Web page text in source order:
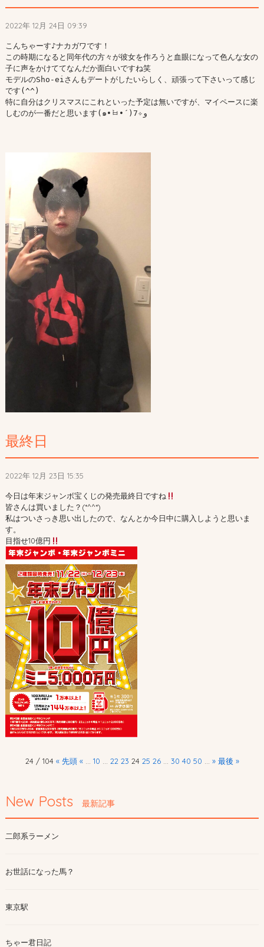
2022年 12月 24日 09:39
こんちゃーす♪ナカガワです！
この時期になると同年代の方々が彼女を作ろうと血眼になって色んな女の
子に声をかけててなんだか面白いですね笑
モデルのSho-eiさんもデートがしたいらしく、頑張って下さいって感じ
です(^^)
特に自分はクリスマスにこれといった予定は無いですが、マイペースに楽
しむのが一番だと思います(๑•̀ㅂ•́)و✧7
最終日
2022年 12月 23日 15:35
今日は年末ジャンボ宝くじの発売最終日ですね
皆さんは買いました？(*^^*)
私はついさっき思い出したので、なんとか今日中に購入しようと思いま
す。
目指せ10億円
24 / 104 « 先頭 « ... 10 ... 22 23 24 25 26 ... 30 40 50 ... » 最後 »
New Posts 最新記事
二郎系ラーメン
お世話になった馬？
東京駅
ちゃー君日記